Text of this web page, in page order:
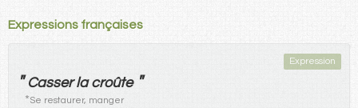
Expressions françaises
Expression
" Casser la croûte "
*Se restaurer, manger